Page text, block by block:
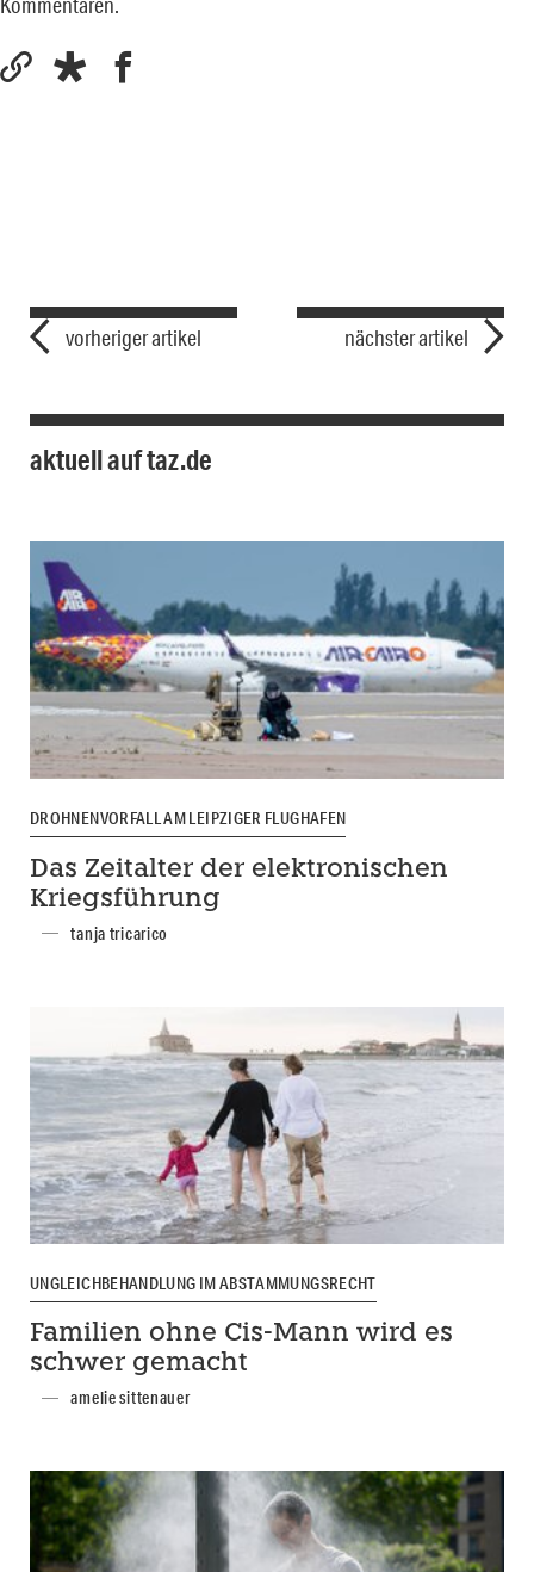
vorheriger artikel nächster artikel
aktuell auf taz.de
DROHNENVORFALL AM LEIPZIGER FLUGHAFEN
Das Zeitalter der elektronischen
Kriegsführung
tanja tricarico
UNGLEICHBEHANDLUNG IM ABSTAMMUNGSRECHT
Familien ohne Cis-Mann wird es
schwer gemacht
amelie sittenauer